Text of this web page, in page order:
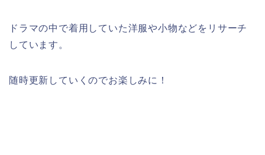
ドラマの中で着用していた洋服や小物などをリサーチ
しています。
随時更新していくのでお楽しみに！